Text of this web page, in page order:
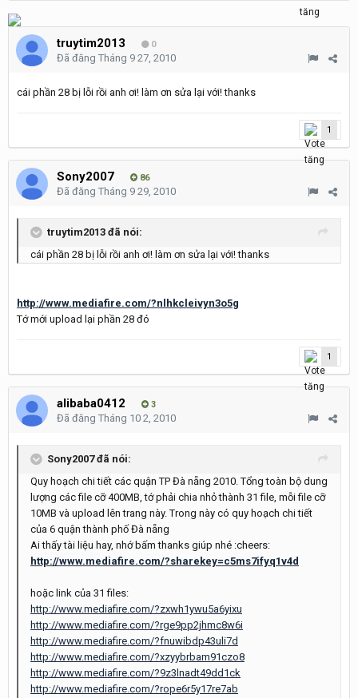
truytim2013 0
Đã đăng Tháng 9 27, 2010
cái phần 28 bị lỗi rồi anh ơi! làm ơn sửa lại với! thanks
1
Sony2007 86
Đã đăng Tháng 9 29, 2010
truytim2013 đã nói:
cái phần 28 bị lỗi rồi anh ơi! làm ơn sửa lại với! thanks
http://www.mediafire.com/?nlhkcleivyn3o5g
Tớ mới upload lại phần 28 đó
1
alibaba0412 3
Đã đăng Tháng 10 2, 2010
Sony2007 đã nói:
Quy hoạch chi tiết các quận TP Đà nẵng 2010. Tổng toàn bộ dung
lượng các file cỡ 400MB, tớ phải chia nhỏ thành 31 file, mỗi file cỡ
10MB và upload lên trang này. Trong này có quy hoạch chi tiết
của 6 quận thành phố Đà nẵng
Ai thấy tài liệu hay, nhớ bấm thanks giúp nhé :cheers:
http://www.mediafire.com/?sharekey=c5ms7ifyq1v4d
hoặc link của 31 files:
http://www.mediafire.com/?zxwh1ywu5a6yixu
http://www.mediafire.com/?rge9pp2jhmc8w6i
http://www.mediafire.com/?fnuwibdp43uli7d
http://www.mediafire.com/?xzyybrbam91czo8
http://www.mediafire.com/?9z3lnadt49dd1ck
http://www.mediafire.com/?rope6r5y17re7ab